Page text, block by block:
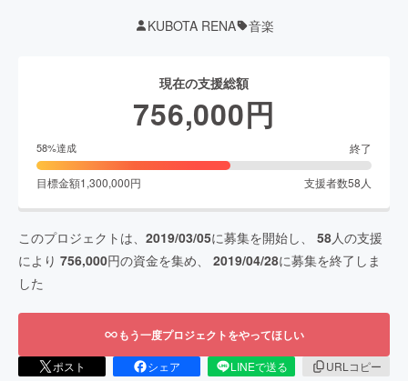
KUBOTA RENA 音楽
現在の支援総額
756,000円
58%達成 終了
目標金額1,300,000円 支援者数58 人
このプロジェクトは、 2019/03/05に募集を開始し、 58人の支援
により 756,000円の資金を集め、 2019/04/28に募集を終了しま
した
もう一度プロジェクトをやってほしい
ポスト シェア LINEで送る
URLコピー